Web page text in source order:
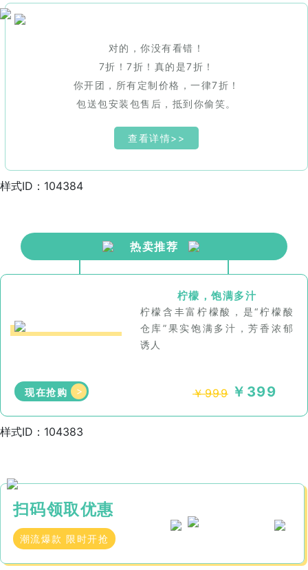
对的，你没有看错！
7折！7折！真的是7折！
你开团，所有定制价格，一律7折！
包送包安装包售后，抵到你偷笑。
查看详情>>
样式ID：104384
热卖推荐
柠檬，饱满多汁
柠檬含丰富柠檬酸，是“柠檬酸
仓库”果实饱满多汁，芳香浓郁
诱人
现在抢购 > ￥999 ￥399
样式ID：104383
扫码领取优惠
潮流爆款 限时开抢